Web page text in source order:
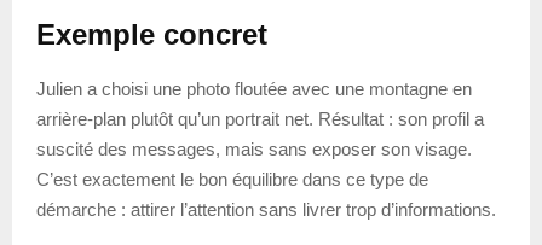
Exemple concret
Julien a choisi une photo floutée avec une montagne en
arrière-plan plutôt qu’un portrait net. Résultat : son profil a
suscité des messages, mais sans exposer son visage.
C’est exactement le bon équilibre dans ce type de
démarche : attirer l’attention sans livrer trop d’informations.